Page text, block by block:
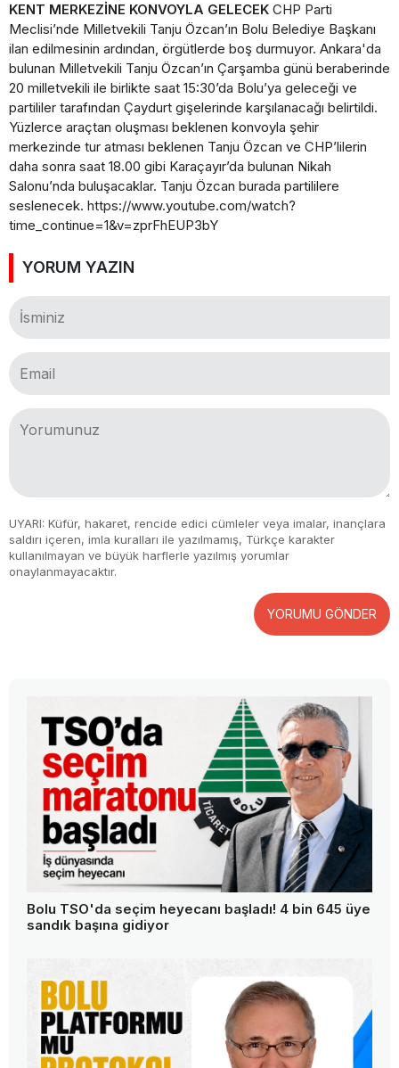
KENT MERKEZİNE KONVOYLA GELECEK CHP Parti
Meclisi’nde Milletvekili Tanju Özcan’ın Bolu Belediye Başkanı
ilan edilmesinin ardından, örgütlerde boş durmuyor. Ankara'da
bulunan Milletvekili Tanju Özcan’ın Çarşamba günü beraberinde
20 milletvekili ile birlikte saat 15:30’da Bolu’ya geleceği ve
partililer tarafından Çaydurt gişelerinde karşılanacağı belirtildi.
Yüzlerce araçtan oluşması beklenen konvoyla şehir
merkezinde tur atması beklenen Tanju Özcan ve CHP’lilerin
daha sonra saat 18.00 gibi Karaçayır’da bulunan Nikah
Salonu’nda buluşacaklar. Tanju Özcan burada partililere
seslenecek. https://www.youtube.com/watch?
time_continue=1&v=zprFhEUP3bY
YORUM YAZIN
UYARI: Küfür, hakaret, rencide edici cümleler veya imalar, inançlara
saldırı içeren, imla kuralları ile yazılmamış, Türkçe karakter
kullanılmayan ve büyük harflerle yazılmış yorumlar
onaylanmayacaktır.
YORUMU GÖNDER
Bolu TSO'da seçim heyecanı başladı! 4 bin 645 üye
sandık başına gidiyor